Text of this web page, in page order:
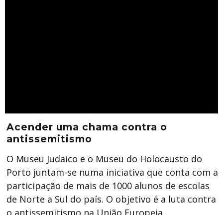
Acender uma chama contra o
antissemitismo
O Museu Judaico e o Museu do Holocausto do
Porto juntam-se numa iniciativa que conta com a
participação de mais de 1000 alunos de escolas
de Norte a Sul do país. O objetivo é a luta contra
o antissemitismo na União Europeia.